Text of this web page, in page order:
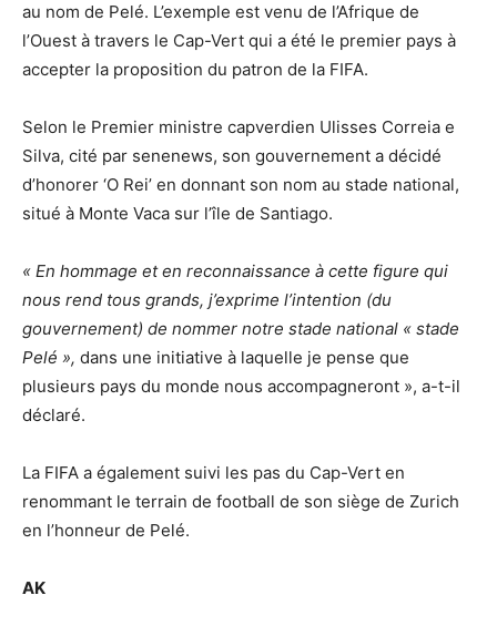
au nom de Pelé. L’exemple est venu de l’Afrique de
l’Ouest à travers le Cap-Vert qui a été le premier pays à
accepter la proposition du patron de la FIFA.
Selon le Premier ministre capverdien Ulisses Correia e
Silva, cité par senenews, son gouvernement a décidé
d’honorer ‘O Rei’ en donnant son nom au stade national,
situé à Monte Vaca sur l’île de Santiago.
« En hommage et en reconnaissance à cette figure qui
nous rend tous grands, j’exprime l’intention (du
gouvernement) de nommer notre stade national « stade
Pelé », dans une initiative à laquelle je pense que
plusieurs pays du monde nous accompagneront », a-t-il
déclaré.
La FIFA a également suivi les pas du Cap-Vert en
renommant le terrain de football de son siège de Zurich
en l’honneur de Pelé.
AK